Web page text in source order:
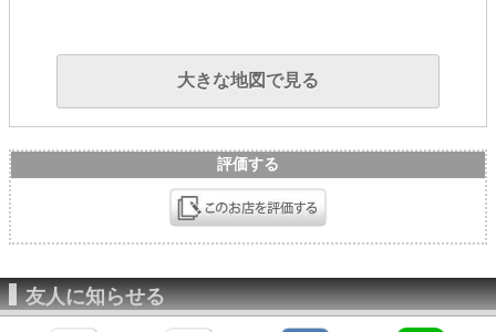
大きな地図で見る
評価する
友人に知らせる